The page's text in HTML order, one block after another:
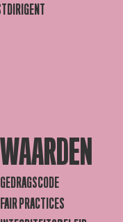
WAARDEN
GEDRAGSCODE
FAIR PRACTICES